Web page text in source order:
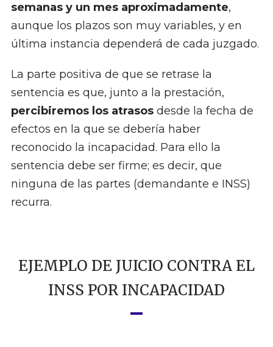
semanas y un mes aproximadamente,
aunque los plazos son muy variables, y en
última instancia dependerá de cada juzgado.
La parte positiva de que se retrase la
sentencia es que, junto a la prestación,
percibiremos los atrasosdesde la fecha de
efectos en la que se debería haber
reconocido la incapacidad. Para ello la
sentencia debe ser firme; es decir, que
ninguna de las partes (demandante e INSS)
recurra.
EJEMPLO DE JUICIO CONTRA EL
INSS POR INCAPACIDAD